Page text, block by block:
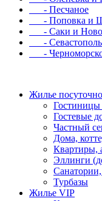
- Песчаное
- Поповка и
- Саки и
- Севастополь
-
Жилье посуточно
Гостиницы
Гостевые
Частный
Дома,
Квартиры,
Эллинги
Турбазы
Жилье VIP